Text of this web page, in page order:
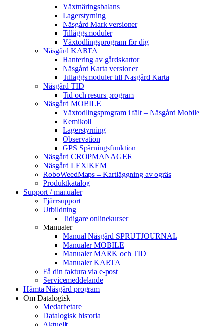
Växtnäringsbalans
Lagerstyrning
Näsgård Mark versioner
Tilläggsmoduler
Växtodlingsprogram för dig
Näsgård KARTA
Hantering av gårdskartor
Näsgård Karta versioner
Tilläggsmoduler till Näsgård Karta
Näsgård TID
Tid och resurs program
Näsgård MOBILE
Växtodlingsprogram i fält – Näsgård Mobile
Kemikoll
Lagerstyrning
Observation
GPS Spårningsfunktion
Näsgård CROPMANAGER
Näsgård LEXIKEM
RoboWeedMaps – Kartläggning av ogräs
Produktkatalog
Support / manualer
Fjärrsupport
Utbildning
Tidigare onlinekurser
Manualer
Manual Näsgård SPRUTJOURNAL
Manualer MOBILE
Manualer MARK och TID
Manualer KARTA
Få din faktura via e-post
Servicemeddelande
Hämta Näsgård program
Om Datalogisk
Medarbetare
Datalogisk historia
Aktuellt